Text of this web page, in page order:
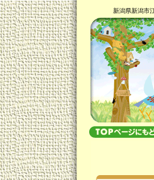
新潟県新潟市